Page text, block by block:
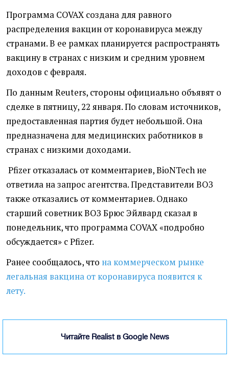
Программа COVAX создана для равного
распределения вакцин от коронавируса между
странами. В ее рамках планируется распространять
вакцину в странах с низким и средним уровнем
доходов с февраля.
По данным Reuters, стороны официально объявят о
сделке в пятницу, 22 января. По словам источников,
предоставленная партия будет небольшой. Она
предназначена для медицинских работников в
странах с низкими доходами.
Pfizer отказалась от комментариев, BioNTech не
ответила на запрос агентства. Представители ВОЗ
также отказались от комментариев. Однако
старший советник ВОЗ Брюс Эйлвард сказал в
понедельник, что программа COVAX «подробно
обсуждается» с Pfizer.
Ранее сообщалось, что на коммерческом рынке
легальная вакцина от коронавируса появится к
лету.
Читайте Realist в Google News